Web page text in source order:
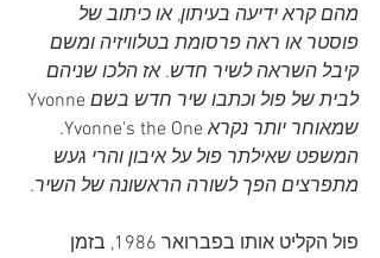
מהם קרא ידיעה בעיתון, או כיתוב של
פוסטר או ראה פרסומת בטלוויזיה ומשם
קיבל השראה לשיר חדש. אז הלכו שניהם
לבית של פול וכתבו שיר חדש בשם Yvonne
שמאוחר יותר נקרא Yvonne's the One
.
המשפט שאילתר פול על איבון והרי געש
מתפרצים הפך לשורה הראשונה של השיר.
פול הקליט אותו בפברואר 1986, בזמן